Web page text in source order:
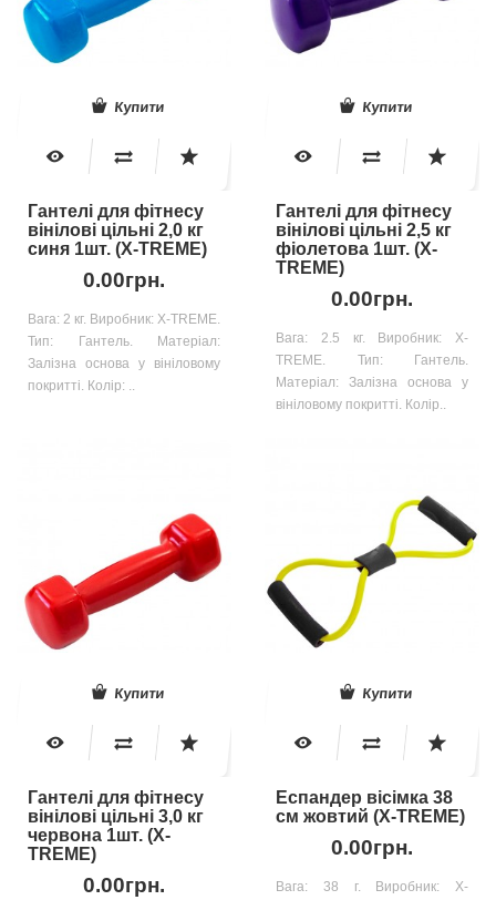
Купити
Гантелі для фітнесу
вінілові цільні 2,0 кг
синя 1шт. (X-TREME)
0.00грн.
Вага: 2 кг. Виробник: X-TREME.
Тип: Гантель. Матеріал:
Залізна основа у вініловому
покритті. Колір: ..
Купити
Гантелі для фітнесу
вінілові цільні 2,5 кг
фіолетова 1шт. (X-
TREME)
0.00грн.
Вага: 2.5 кг. Виробник: X-
TREME. Тип: Гантель.
Матеріал: Залізна основа у
вініловому покритті. Колір..
Купити
Гантелі для фітнесу
вінілові цільні 3,0 кг
червона 1шт. (X-
TREME)
0.00грн.
Купити
Еспандер вісімка 38
см жовтий (X-TREME)
0.00грн.
Вага: 38 г. Виробник: X-